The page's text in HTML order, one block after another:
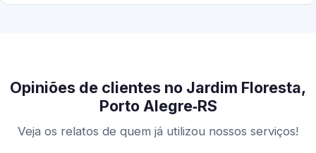
Opiniões de clientes no Jardim Floresta,
Porto Alegre‑RS
Veja os relatos de quem já utilizou nossos serviços!